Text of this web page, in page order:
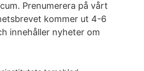
Prenumerera på vårt
kommer ut 4-6
innehåller nyheter om